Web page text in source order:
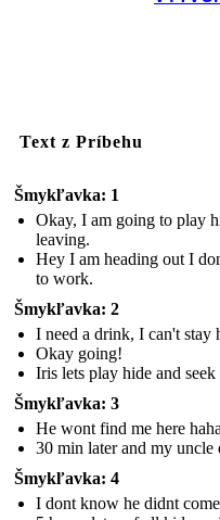
Text z Príbehu
Šmykľavka: 1
Okay, I am going to play
leaving.
Hey I am heading out I
to work.
Šmykľavka: 2
I need a drink, I can't stay
Okay going!
Iris lets play hide and
Šmykľavka: 3
He wont find me here haha
30 min later and my
Šmykľavka: 4
I dont know he didnt